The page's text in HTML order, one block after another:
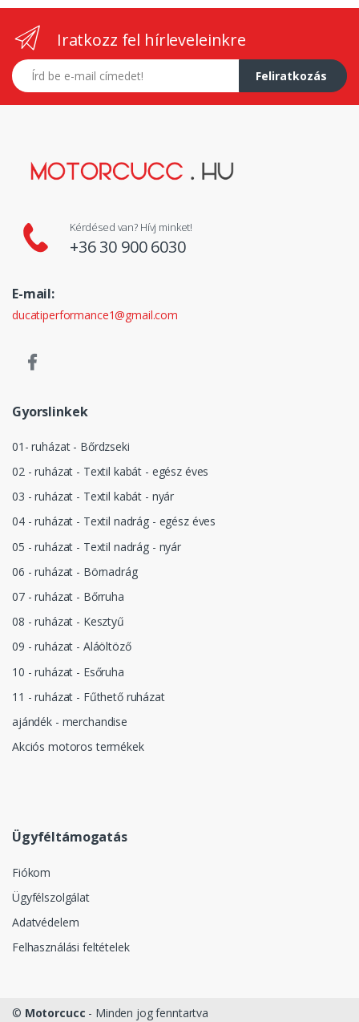
Iratkozz fel hírleveleinkre
E-mail címed
Feliratkozás
Kérdésed van? Hívj minket!
+36 30 900 6030
E-mail:
ducatiperformance1@gmail.com
Gyorslinkek
01- ruházat - Bőrdzseki
02 - ruházat - Textil kabát - egész éves
03 - ruházat - Textil kabát - nyár
04 - ruházat - Textil nadrág - egész éves
05 - ruházat - Textil nadrág - nyár
06 - ruházat - Börnadrág
07 - ruházat - Bőrruha
08 - ruházat - Kesztyű
09 - ruházat - Aláöltöző
10 - ruházat - Esőruha
11 - ruházat - Fűthető ruházat
ajándék - merchandise
Akciós motoros termékek
Ügyféltámogatás
Fiókom
Ügyfélszolgálat
Adatvédelem
Felhasználási feltételek
© Motorcucc - Minden jog fenntartva